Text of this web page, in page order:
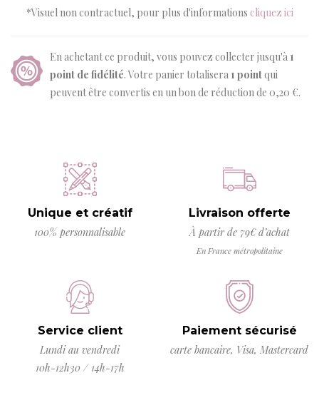
*Visuel non contractuel, pour plus d'informations cliquez ici
En achetant ce produit, vous pouvez collecter jusqu'à 1
point de fidélité. Votre panier totalisera 1 pointqui
peuvent être convertis en un bon de réduction de 0,20 €.
Unique et créatif
100% personnalisable
Livraison offerte
À partir de 79€ d’achat
En France métropolitaine
Service client
Lundi au vendredi
10h-12h30 / 14h-17h
Paiement sécurisé
carte bancaire, Visa, Mastercard